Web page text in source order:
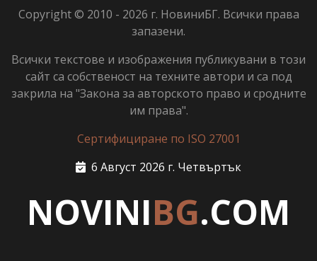
Copyright © 2010 - 2026 г. НовиниБГ. Всички права
запазени.
Всички текстове и изображения публикувани в този
сайт са собственост на техните автори и са под
закрила на "Закона за авторското право и сродните
им права".
Сертифициране по ISO 27001
6 Август 2026 г. Четвъртък
NOVINIBG.COM